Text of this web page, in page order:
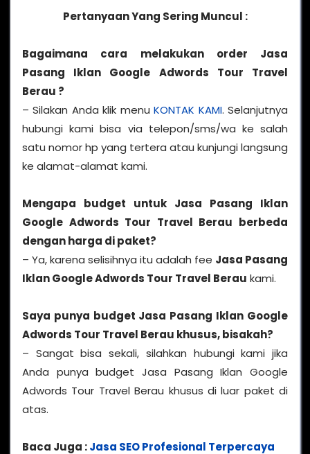
Pertanyaan Yang Sering Muncul :
Bagaimana cara melakukan order Jasa
Pasang Iklan Google Adwords Tour Travel
Berau ?
– Silakan Anda klik menuKONTAK KAMI. Selanjutnya
hubungi kami bisa via telepon/sms/wa ke salah
satu nomor hp yang tertera atau kunjungi langsung
ke alamat-alamat kami.
Mengapa budget untuk Jasa Pasang Iklan
Google Adwords Tour Travel Berau berbeda
dengan harga di paket?
– Ya, karena selisihnya itu adalah fee Jasa Pasang
Iklan Google Adwords Tour Travel Berau kami.
Saya punya budget Jasa Pasang Iklan Google
Adwords Tour Travel Berau khusus, bisakah?
– Sangat bisa sekali, silahkan hubungi kami jika
Anda punya budget Jasa Pasang Iklan Google
Adwords Tour Travel Berau khusus di luar paket di
atas.
Baca Juga :Jasa SEO Profesional Terpercaya